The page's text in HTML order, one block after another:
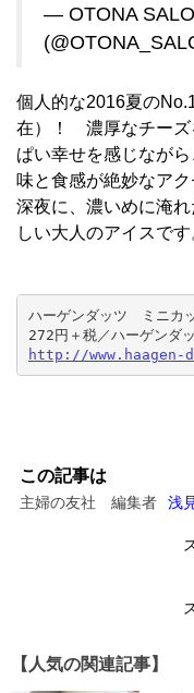
— OTONA
個人的な2016夏の
在）！ 濃厚なチーズ
ぱい幸せを感じなが
味と食感が絶妙なア
深夜に、濃いめに淹
しい大人のアイスです
ハーゲンダッツ　ミニカ
この記事は
主婦の友社 編集者 浅
【人気の関連記事】